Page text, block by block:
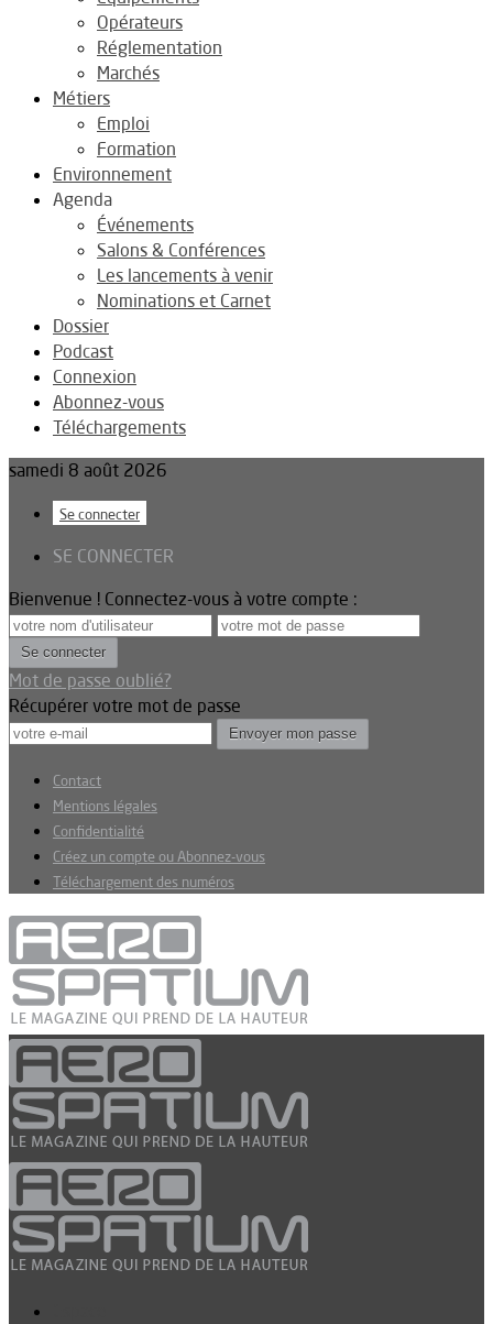
Opérateurs
Réglementation
Marchés
Métiers
Emploi
Formation
Environnement
Agenda
Événements
Salons & Conférences
Les lancements à venir
Nominations et Carnet
Dossier
Podcast
Connexion
Abonnez-vous
Téléchargements
samedi 8 août 2026
Se connecter
SE CONNECTER
Bienvenue ! Connectez-vous à votre compte :
Mot de passe oublié?
Récupérer votre mot de passe
Contact
Mentions légales
Confidentialité
Créez un compte ou Abonnez-vous
Téléchargement des numéros